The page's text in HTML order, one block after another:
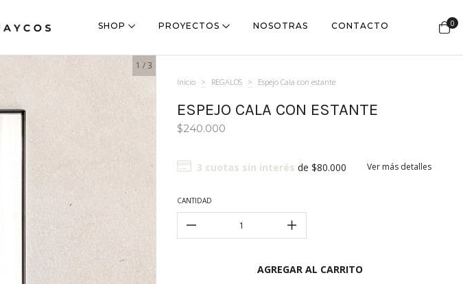
SHOP PROYECTOS NOSOTRAS CONTACTO 0
1 /3
Inicio > REGALOS > Espejo Cala con estante
ESPEJO CALA CON ESTANTE
$240.000
3 cuotas sin interés de $80.000 Ver más detalles
CANTIDAD